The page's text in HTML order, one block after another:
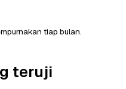
tiap bulan.
teruji